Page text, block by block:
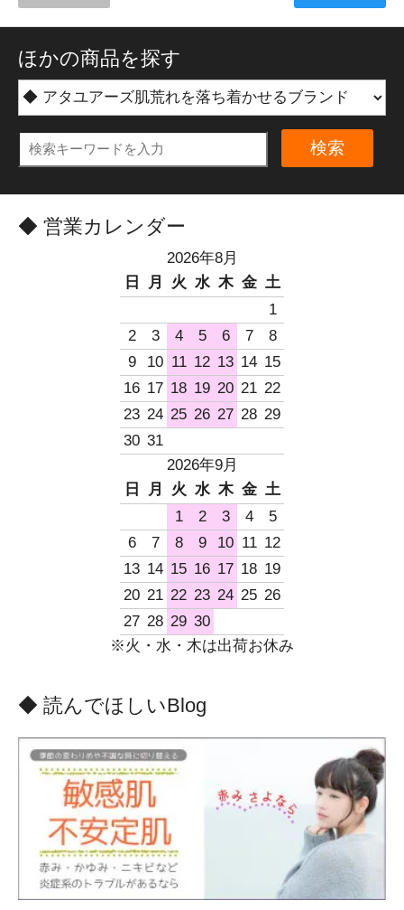
ほかの商品を探す
検索
◆ 営業カレンダー
2026年8月
日
月 火 水 木 金 土
1
2
3 4 5 6 7
8
9
10 11 12 13 14 15
16 17 18 19 20 21 22
23 24 25 26 27 28 29
30 31
2026年9月
日
月 火 水 木 金 土
1
2 3 4
5
6
7 8 9 10 11 12
13 14 15 16 17 18 19
20 21 22 23 24 25 26
27 28 29 30
※火・水・木は出荷お休み
◆ 読んでほしいBlog